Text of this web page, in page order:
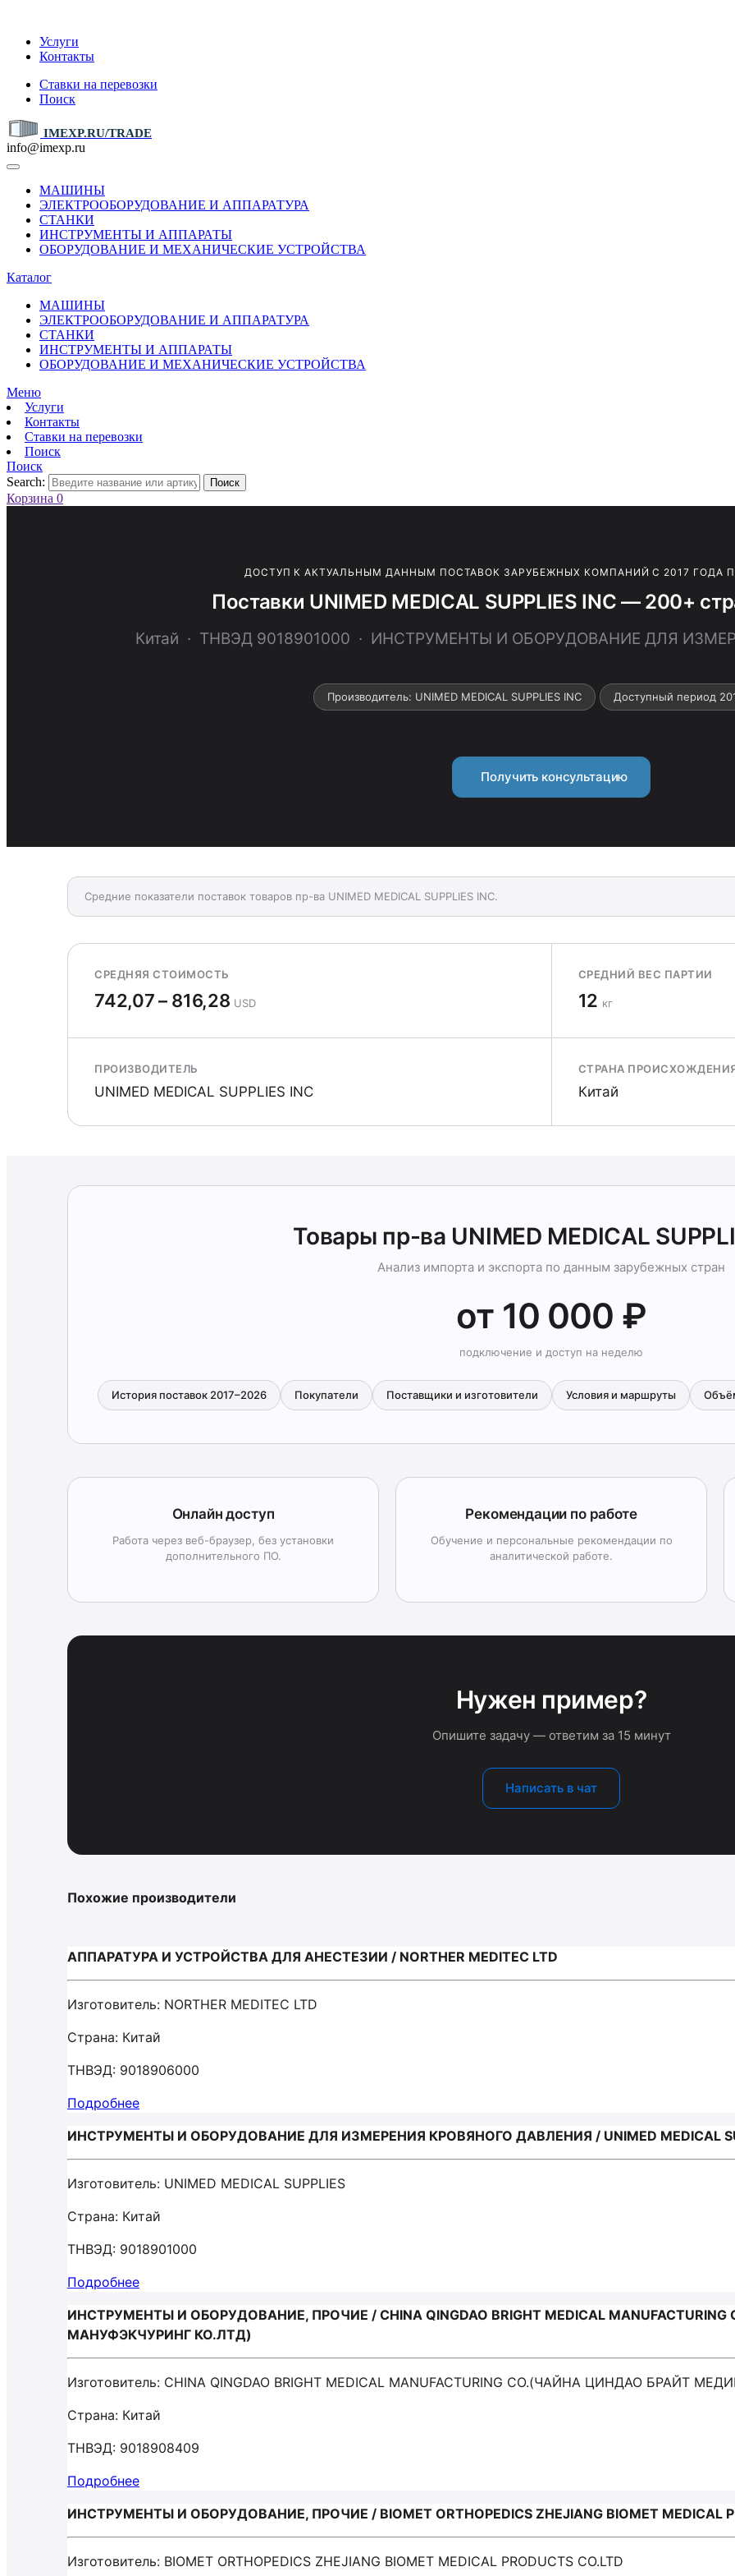
Услуги
Контакты
Ставки на перевозки
Поиск
IMEXP.RU/TRADE
info@imexp.ru
МАШИНЫ
ЭЛЕКТРООБОРУДОВАНИЕ И АППАРАТУРА
СТАНКИ
ИНСТРУМЕНТЫ И АППАРАТЫ
ОБОРУДОВАНИЕ И МЕХАНИЧЕСКИЕ УСТРОЙСТВА
Каталог
МАШИНЫ
ЭЛЕКТРООБОРУДОВАНИЕ И АППАРАТУРА
СТАНКИ
ИНСТРУМЕНТЫ И АППАРАТЫ
ОБОРУДОВАНИЕ И МЕХАНИЧЕСКИЕ УСТРОЙСТВА
Меню
Услуги
Контакты
Ставки на перевозки
Поиск
Поиск
Search:
Поиск
Корзина 0
ДОСТУП К АКТУАЛЬНЫМ ДАННЫМ ПОСТАВОК ЗАРУБЕЖНЫХ КОМПАНИЙ С 2017 ГОДА
Поставки UNIMED MEDICAL SUPPLIES INC — 200+
Китай · ТНВЭД 9018901000 · ИНСТРУМЕНТЫ И ОБОРУДОВАНИЕ ДЛЯ
Производитель: UNIMED MEDICAL SUPPLIES INC Доступный период
Получить консультацию
Средние показатели поставок товаров пр-ва UNIMED MEDICAL SUPPLIES INC.
СРЕДНЯЯ СТОИМОСТЬ
742,07 – 816,28 USD
СРЕДНИЙ ВЕС ПАРТИИ
12 кг
ПРОИЗВОДИТЕЛЬ
UNIMED MEDICAL SUPPLIES INC
СТРАНА
Китай
Товары пр-ва UNIMED MEDICAL
Анализ импорта и экспорта по данным зарубежных стран
от 10 000 ₽
подключение и доступ на неделю
История поставок 2017–2026 Покупатели Поставщики и изготовители Условия и маршруты
Онлайн доступ
Работа через веб-браузер, без установки
дополнительного ПО.
Рекомендации по работе
Обучение и персональные рекомендации по
аналитической работе.
Нужен пример?
Опишите задачу — ответим за 15 минут
Написать в чат
Похожие производители
АППАРАТУРА И УСТРОЙСТВА ДЛЯ АНЕСТЕЗИИ / NORTHER MEDITEC LTD
Изготовитель: NORTHER MEDITEC LTD
Страна: Китай
ТНВЭД: 9018906000
Подробнее
ИНСТРУМЕНТЫ И ОБОРУДОВАНИЕ ДЛЯ ИЗМЕРЕНИЯ КРОВЯНОГО ДАВЛЕНИЯ / UNIMED MEDICAL
Изготовитель: UNIMED MEDICAL SUPPLIES
Страна: Китай
ТНВЭД: 9018901000
Подробнее
ИНСТРУМЕНТЫ И ОБОРУДОВАНИЕ, ПРОЧИЕ / CHINA QINGDAO BRIGHT MEDICAL
МАНУФЭКЧУРИНГ КО.ЛТД)
Изготовитель: CHINA QINGDAO BRIGHT MEDICAL MANUFACTURING CO.(ЧАЙНА ЦИНДАО БРАЙТ
Страна: Китай
ТНВЭД: 9018908409
Подробнее
ИНСТРУМЕНТЫ И ОБОРУДОВАНИЕ, ПРОЧИЕ / BIOMET ORTHOPEDICS ZHEJIANG BIOMET MEDICAL
Изготовитель: BIOMET ORTHOPEDICS ZHEJIANG BIOMET MEDICAL PRODUCTS CO.LTD